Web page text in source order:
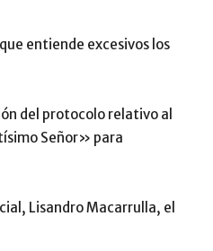
entiende excesivos los
del protocolo relativo al
Señor» para
Lisandro Macarrulla, el